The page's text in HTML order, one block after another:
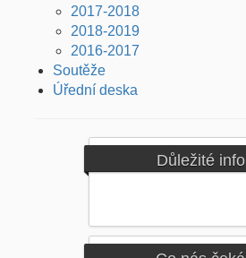
2017-2018
2018-2019
2016-2017
Soutěže
Úřední deska
Důležité info